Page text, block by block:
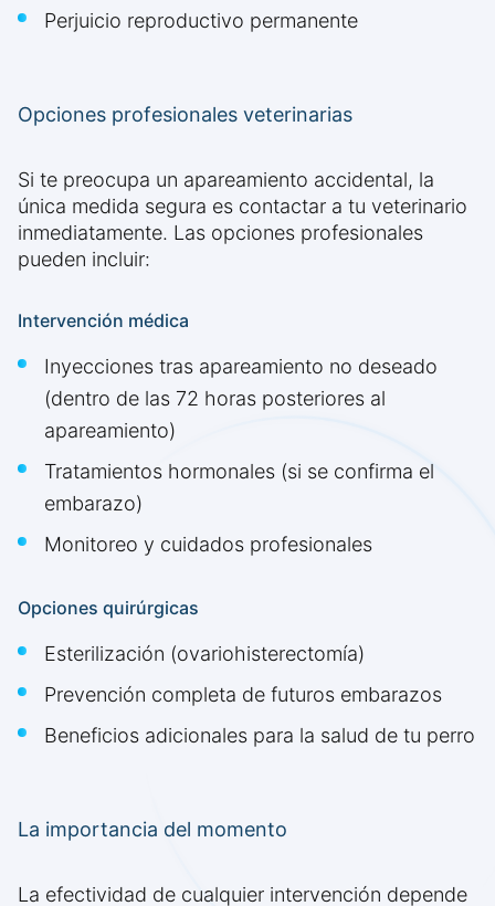
Perjuicio reproductivo permanente
Opciones profesionales veterinarias
Si te preocupa un apareamiento accidental, la
única medida segura es contactar a tu veterinario
inmediatamente. Las opciones profesionales
pueden incluir:
Intervención médica
Inyecciones tras apareamiento no deseado
(dentro de las 72 horas posteriores al
apareamiento)
Tratamientos hormonales (si se confirma el
embarazo)
Monitoreo y cuidados profesionales
Opciones quirúrgicas
Esterilización (ovariohisterectomía)
Prevención completa de futuros embarazos
Beneficios adicionales para la salud de tu perro
La importancia del momento
La efectividad de cualquier intervención depende